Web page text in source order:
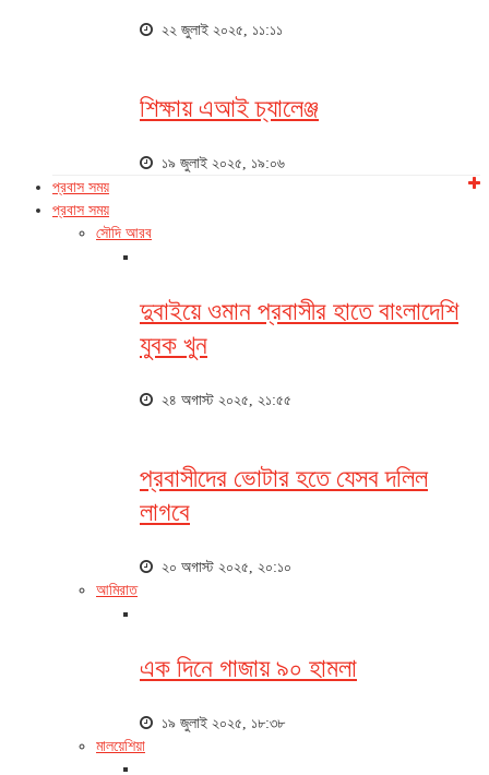
২২ জুলাই ২০২৫, ১১:১১
শিক্ষায় এআই চ্যালেঞ্জ
১৯ জুলাই ২০২৫, ১৯:০৬
প্রবাস সময়
প্রবাস সময়
সৌদি আরব
দুবাইয়ে ওমান প্রবাসীর হাতে বাংলাদেশি
যুবক খুন
২৪ অগাস্ট ২০২৫, ২১:৫৫
প্রবাসীদের ভোটার হতে যেসব দলিল
লাগবে
২০ অগাস্ট ২০২৫, ২০:১০
আমিরাত
এক দিনে গাজায় ৯০ হামলা
১৯ জুলাই ২০২৫, ১৮:৩৮
মালয়েশিয়া